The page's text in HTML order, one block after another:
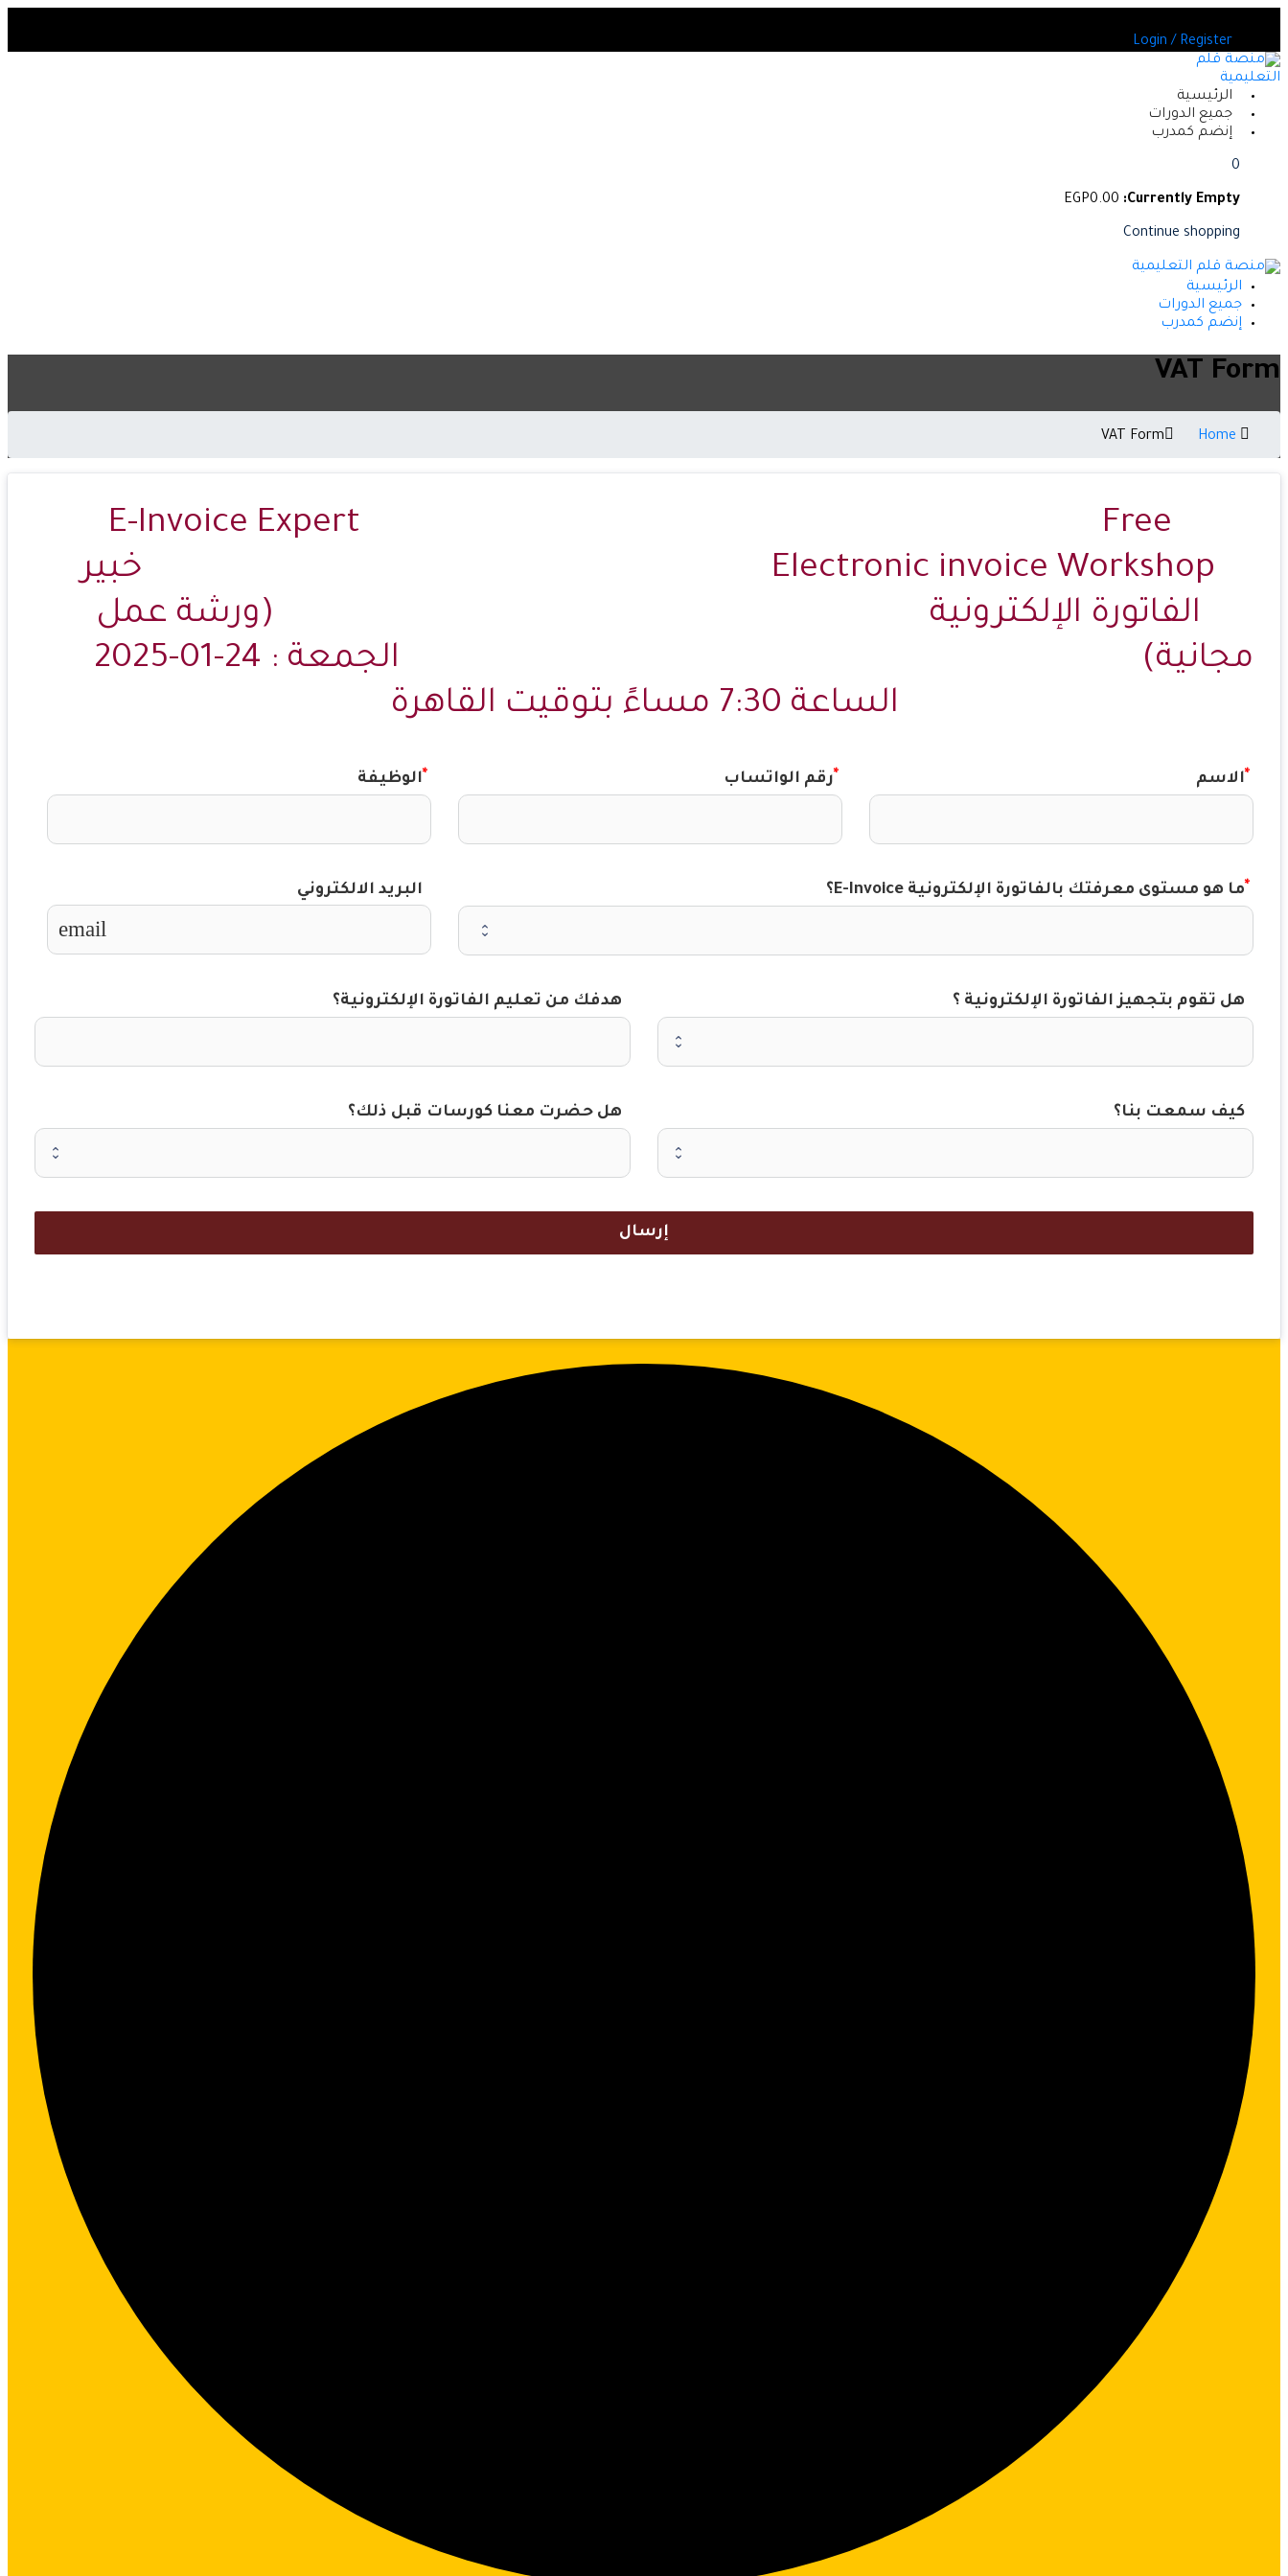
content
Login / Register
الرئيسية
جميع الدورات
إنضم كمدرب
0
Currently Empty:
EGP0.00
Continue shopping
الرئيسية
جميع الدورات
إنضم كمدرب
VAT Form
Home
VAT Form
E-Invoice Expert                                                                                      Free
Electronic invoice Workshop                                                                         خبير
الساعة 7:30 مساءً بتوقيت القاهرة
الاسم رقم الواتساب الوظيفة
ما هو مستوى معرفتك بالفاتورة الإلكترونية E-Invoice؟ البريد الالكتروني
email
هل تقوم بتجهيز الفاتورة الإلكترونية ؟ هدفك من تعليم الفاتورة الإلكترونية؟
كيف سمعت بنا؟ هل حضرت معنا كورسات قبل ذلك؟
إرسال